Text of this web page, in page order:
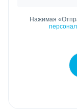
Нажимая